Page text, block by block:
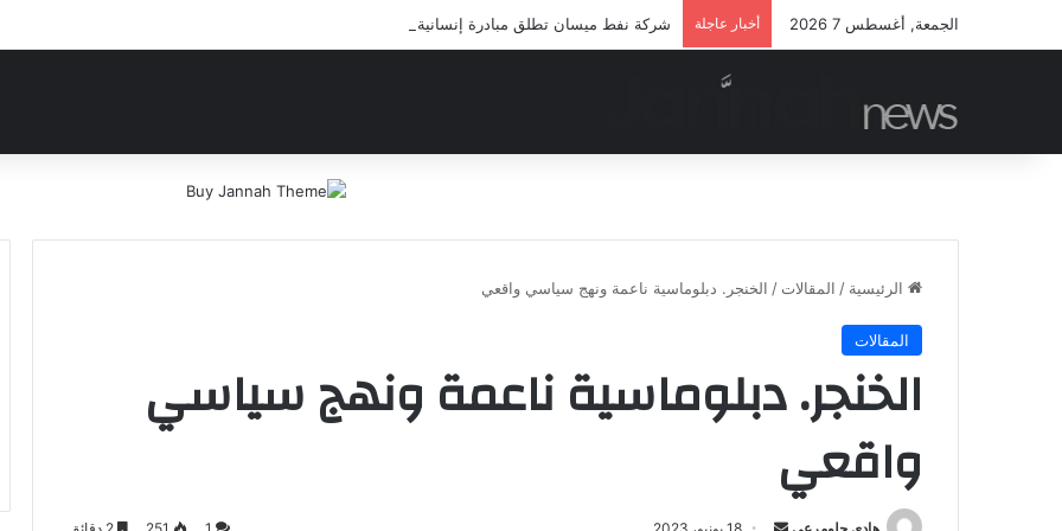
الجمعة, أغسطس 7 2026 أخبار عاجلة شركة نفط ميسان تطلق مبادرة إنسانية لعلاج أيتام مدرسة كافل اليتيم
الرئيسية / المقالات / الخنجر. دبلوماسية ناعمة ونهج سياسي واقعي
المقالات
الخنجر. دبلوماسية ناعمة ونهج سياسي
واقعي
أرسل